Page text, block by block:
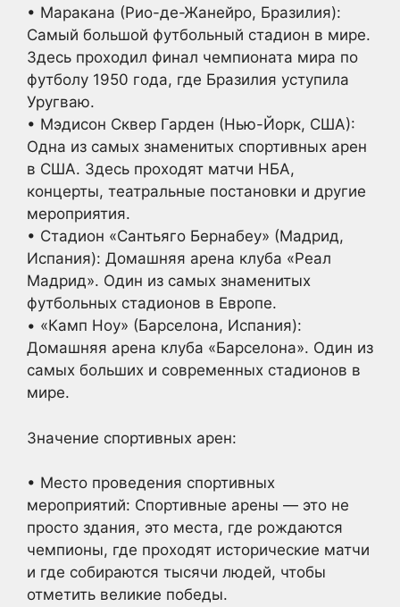
• Маракана (Рио-де-Жанейро, Бразилия):
Самый большой футбольный стадион в мире.
Здесь проходил финал чемпионата мира по
футболу 1950 года, где Бразилия уступила
Уругваю.
• Мэдисон Сквер Гарден (Нью-Йорк, США):
Одна из самых знаменитых спортивных арен
в США. Здесь проходят матчи НБА,
концерты, театральные постановки и другие
мероприятия.
• Стадион «Сантьяго Бернабеу» (Мадрид,
Испания): Домашняя арена клуба «Реал
Мадрид». Один из самых знаменитых
футбольных стадионов в Европе.
• «Камп Ноу» (Барселона, Испания):
Домашняя арена клуба «Барселона». Один из
самых больших и современных стадионов в
мире.
Значение спортивных арен:
• Место проведения спортивных
мероприятий: Спортивные арены — это не
просто здания, это места, где рождаются
чемпионы, где проходят исторические матчи
и где собираются тысячи людей, чтобы
отметить великие победы.